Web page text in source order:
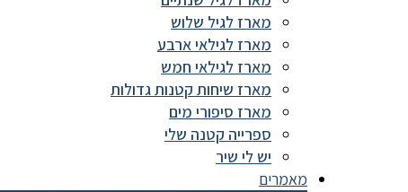
מארז לגיל שלוש
מארז לגילאי ארבע
מארז לגילאי חמש
מארז שיחות קטנות גדולות
מארז סיפורי מים
ספרייה קטנה שלי
יש לי שיר
מאמרים